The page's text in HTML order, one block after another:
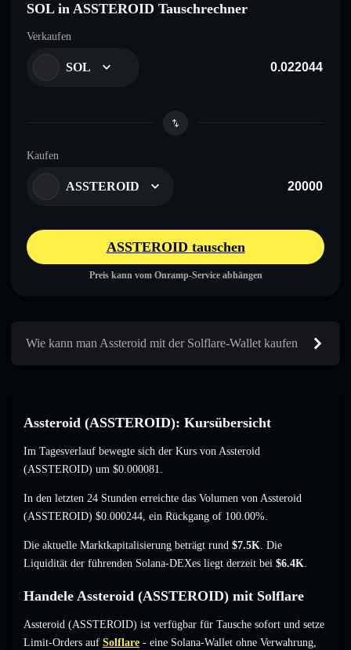
SOL in ASSTEROID Tauschrechner
Verkaufen
SOL
Kaufen
ASSTEROID
ASSTEROID tauschen
Preis kann vom Onramp-Service abhängen
Wie kann man Assteroid mit der Solflare-Wallet kaufen
Assteroid (ASSTEROID): Kursübersicht
Im Tagesverlauf bewegte sich der Kurs von Assteroid
(ASSTEROID) um $0.000081.
In den letzten 24 Stunden erreichte das Volumen von Assteroid
(ASSTEROID) $0.000244, ein Rückgang of 100.00%.
Die aktuelle Marktkapitalisierung beträgt rund $7.5K. Die
Liquidität der führenden Solana-DEXes liegt derzeit bei $6.4K.
Handele Assteroid (ASSTEROID) mit Solflare
Assteroid (ASSTEROID) ist verfügbar für Tausche sofort und setze
Limit-Orders auf Solflare - eine Solana-Wallet ohne Verwahrung,